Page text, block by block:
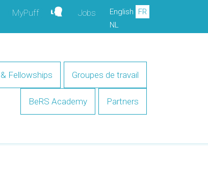
MyPuff Jobs English
FR
NL
Fellowships Groupes de travail
BeRS Academy Partners